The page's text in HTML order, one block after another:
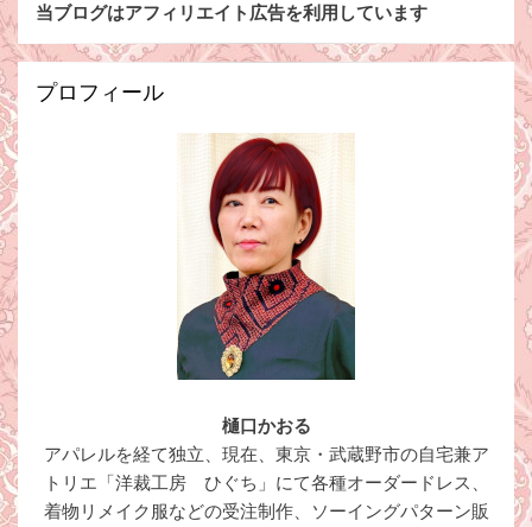
当ブログはアフィリエイト広告を利用しています
プロフィール
樋口かおる
アパレルを経て独立、現在、東京・武蔵野市の自宅兼ア
トリエ「洋裁工房 ひぐち」にて各種オーダードレス、
着物リメイク服などの受注制作、ソーイングパターン販